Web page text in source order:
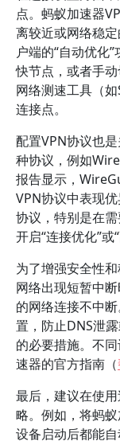
点。蚂蚁加速器
离较近或网络稳
户端的“自动优化
快节点，或者手
网络测速工具（
连接点。
配置VPN协议也
种协议，例如
报告显示，
VPN协议中表现
协议，特别是在
开启“连接优化”或
为了增强安全性
网络出现短暂中
的网络连接不中
置，防止DNS泄
的必要措施。不
速器的官方指南（
最后，建议在使
略。例如，将蚂
设备启动后都能